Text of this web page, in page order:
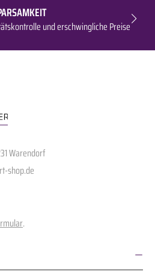
und erschwingliche Preise
Warendorf
shop.de
.